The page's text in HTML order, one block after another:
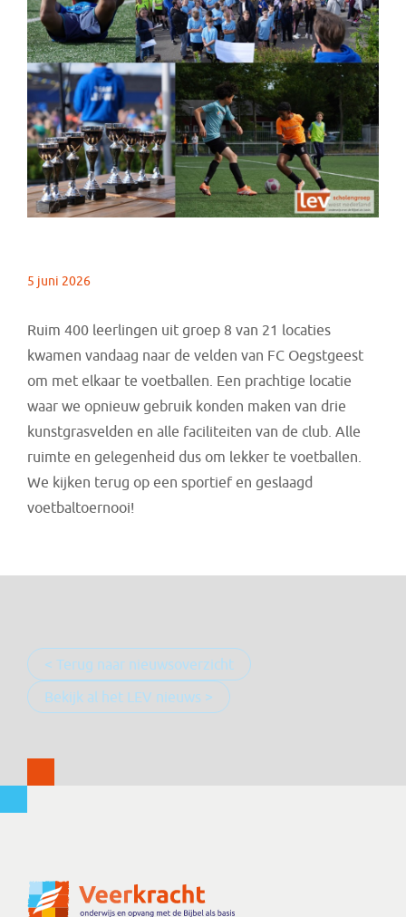
5 juni 2026
Ruim 400 leerlingen uit groep 8 van 21 locaties
kwamen vandaag naar de velden van FC Oegstgeest
om met elkaar te voetballen. Een prachtige locatie
waar we opnieuw gebruik konden maken van drie
kunstgrasvelden en alle faciliteiten van de club. Alle
ruimte en gelegenheid dus om lekker te voetballen.
We kijken terug op een sportief en geslaagd
voetbaltoernooi!
< Terug naar nieuwsoverzicht
Bekijk al het LEV nieuws >